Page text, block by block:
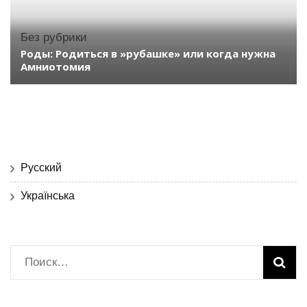
Без рубрики
Роды: Родиться в »рубашке» или когда нужна
Амниотомия
Русский
Українська
Найти: